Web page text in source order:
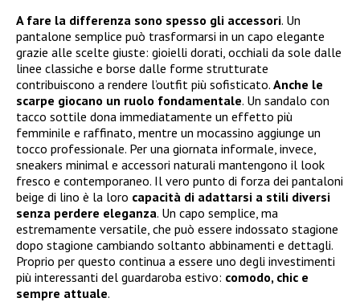
A fare la differenza sono spesso gli accessori. Un
pantalone semplice può trasformarsi in un capo elegante
grazie alle scelte giuste: gioielli dorati, occhiali da sole dalle
linee classiche e borse dalle forme strutturate
contribuiscono a rendere l’outfit più sofisticato. Anche le
scarpe giocano un ruolo fondamentale. Un sandalo con
tacco sottile dona immediatamente un effetto più
femminile e raffinato, mentre un mocassino aggiunge un
tocco professionale. Per una giornata informale, invece,
sneakers minimal e accessori naturali mantengono il look
fresco e contemporaneo. Il vero punto di forza dei pantaloni
beige di lino è la loro capacità di adattarsi a stili diversi
senza perdere eleganza. Un capo semplice, ma
estremamente versatile, che può essere indossato stagione
dopo stagione cambiando soltanto abbinamenti e dettagli.
Proprio per questo continua a essere uno degli investimenti
più interessanti del guardaroba estivo: comodo, chic e
sempre attuale.